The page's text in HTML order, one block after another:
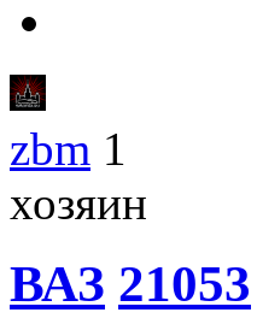
zbm 1
хозяин
ВАЗ 21053